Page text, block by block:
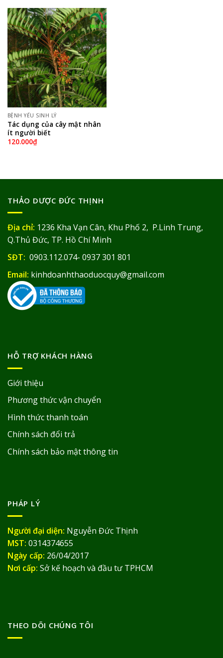
BỆNH YẾU SINH LÝ
Tác dụng của cây mật nhân
ít người biết
120.000₫
THẢO DƯỢC ĐỨC THỊNH
Địa chỉ: 1236 Kha Vạn Cân, Khu Phố 2, P.Linh Trung,
Q.Thủ Đức, TP. Hồ Chí Minh
SĐT: 0903.112.074- 0937 301 801
Email: kinhdoanhthaoduocquy@gmail.com
HỖ TRỢ KHÁCH HÀNG
Giới thiệu
Phương thức vận chuyển
Hình thức thanh toán
Chính sách đổi trả
Chính sách bảo mật thông tin
PHÁP LÝ
Người đại diện: Nguyễn Đức Thịnh
MST: 0314374655
Ngày cấp: 26/04/2017
Nơi cấp: Sở kế hoạch và đầu tư TPHCM
THEO DÕI CHÚNG TÔI